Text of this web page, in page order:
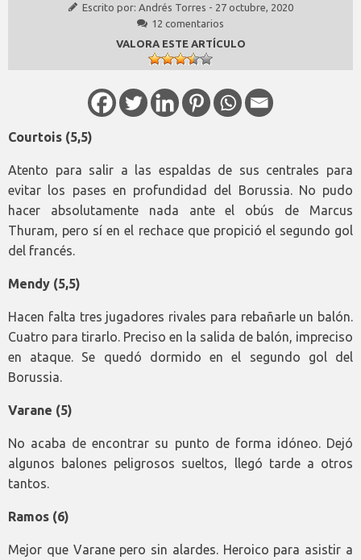
Escrito por: Andrés Torres - 27 octubre, 2020
12 comentarios
VALORA ESTE ARTÍCULO
Courtois (5,5)
Atento para salir a las espaldas de sus centrales para
evitar los pases en profundidad del Borussia. No pudo
hacer absolutamente nada ante el obús de Marcus
Thuram, pero sí en el rechace que propició el segundo gol
del francés.
Mendy (5,5)
Hacen falta tres jugadores rivales para rebañarle un balón.
Cuatro para tirarlo. Preciso en la salida de balón, impreciso
en ataque. Se quedó dormido en el segundo gol del
Borussia.
Varane (5)
No acaba de encontrar su punto de forma idóneo. Dejó
algunos balones peligrosos sueltos, llegó tarde a otros
tantos.
Ramos (6)
Mejor que Varane pero sin alardes. Heroico para asistir a